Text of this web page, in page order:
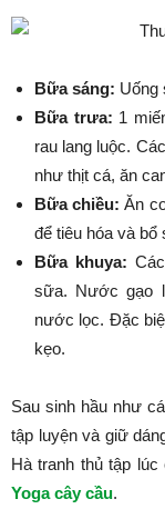
Bữa sáng: Uống
Bữa trưa: 1
rau lang luộc.
như thịt cá, ăn
Bữa chiều:Ăn
để tiêu hóa và bổ
Bữa khuya:
sữa. Nước gạo
nước lọc. Đặc
kẹo.
Sau sinh hầu như
tập luyện và giữ
Hà tranh thủ tập
Yoga cây cầu.